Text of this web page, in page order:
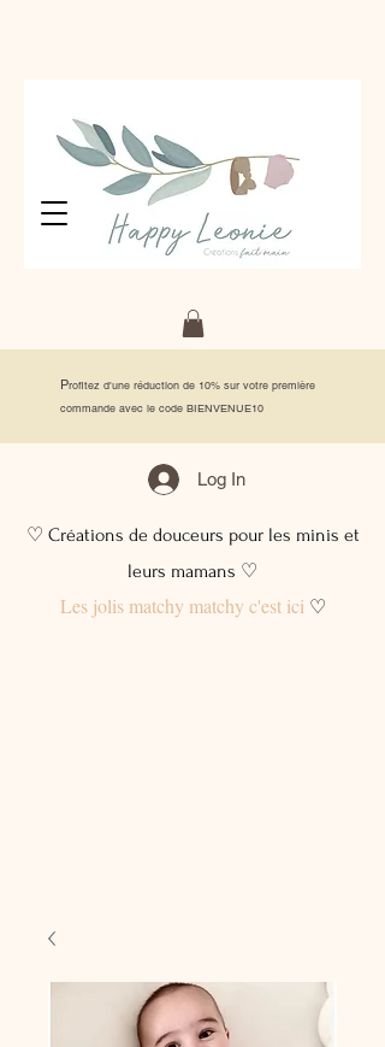
Profitez d'une réduction de 10% sur votre première
commande avec le code BIENVENUE10
Log In
♡ Créations de douceurs pour les minis et
leurs mamans ♡
Les jolis matchy matchy c'est ici♡